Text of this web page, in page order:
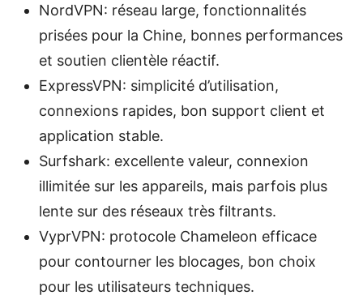
NordVPN: réseau large, fonctionnalités
prisées pour la Chine, bonnes performances
et soutien clientèle réactif.
ExpressVPN: simplicité d’utilisation,
connexions rapides, bon support client et
application stable.
Surfshark: excellente valeur, connexion
illimitée sur les appareils, mais parfois plus
lente sur des réseaux très filtrants.
VyprVPN: protocole Chameleon efficace
pour contourner les blocages, bon choix
pour les utilisateurs techniques.